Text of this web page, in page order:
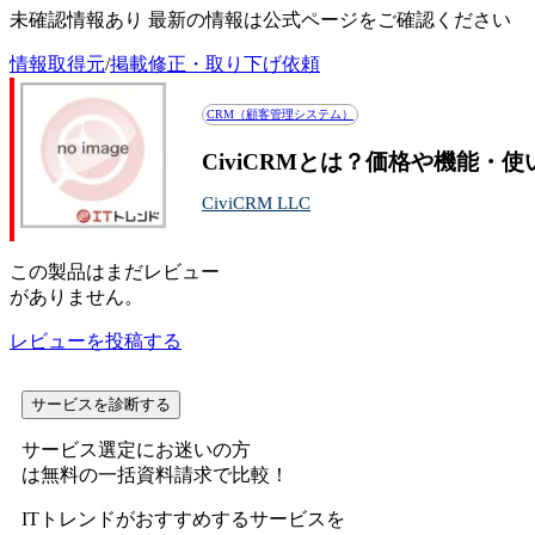
未確認情報あり 最新の情報は公式ページをご確認ください
情報取得元/掲載修正・取り下げ依頼
CRM（顧客管理システム）
CiviCRMとは？価格や機能・使
CiviCRM LLC
この製品はまだレビュー
がありません。
レビューを投稿する
サービスを診断する
サービス選定にお迷いの方
は無料の一括資料請求で比較！
ITトレンドがおすすめするサービスを